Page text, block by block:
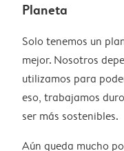
Planeta
Solo tenemos un
mejor. Nosotros
utilizamos para
eso, trabajamos
ser más sostenibles.
Aún queda mucho